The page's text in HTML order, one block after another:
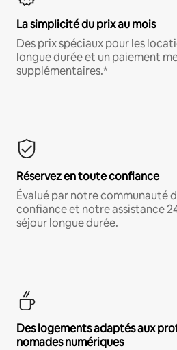
La simplicité du prix au mois
Des prix spéciaux pour les
longue durée et un paiement
supplémentaires.*
Réservez en toute confiance
Évalué par notre communauté
confiance et notre assistance
séjour longue durée.
Des logements adaptés aux
nomades numériques